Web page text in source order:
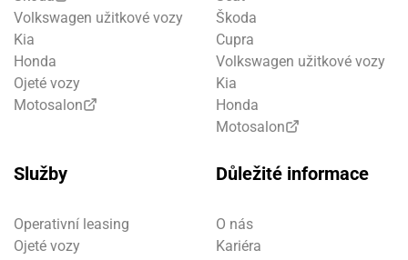
Volkswagen užitkové vozy
Kia
Honda
Ojeté vozy
Motosalon
Škoda
Cupra
Volkswagen užitkové vozy
Kia
Honda
Motosalon
Služby
Operativní leasing
Ojeté vozy
Důležité informace
O nás
Kariéra